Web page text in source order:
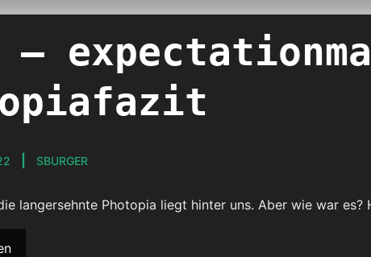
–
SBURGER
langersehnte Photopia liegt hinter uns. Aber wie war es?